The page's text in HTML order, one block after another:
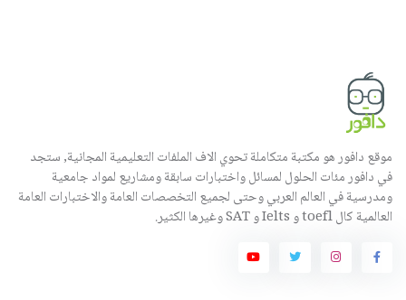
موقع دافور هو مكتبة متكاملة تحوي الاف الملفات التعليمية المجانية, ستجد
في دافور مئات الحلول لمسائل واختبارات سابقة ومشاريع لمواد جامعية
ومدرسية في العالم العربي وحتى لجميع التخصصات العامة والاختبارات العامة
العالمية كال toefl و Ielts و SAT وغيرها الكثير.